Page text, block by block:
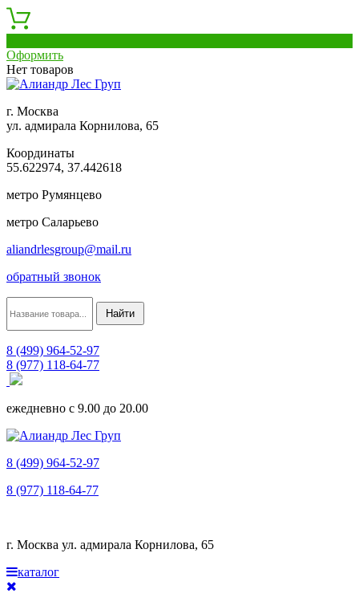
Оформить
Нет товаров
г. Москва
ул. адмирала Корнилова, 65
Координаты
55.622974, 37.442618
метро Румянцево
метро Саларьево
aliandrlesgroup@mail.ru
обратный звонок
8 (499) 964-52-97
8 (977) 118-64-77
ежедневно с 9.00 до 20.00
8 (499) 964-52-97
8 (977) 118-64-77
г. Москва ул. адмирала Корнилова, 65
каталог